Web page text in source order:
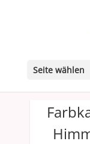
Seite wählen